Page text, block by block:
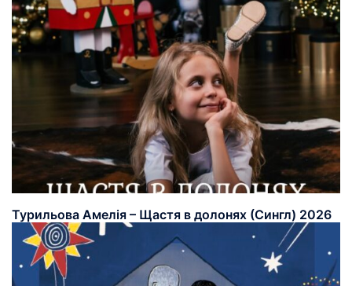
Турильова Амелія – Щастя в долонях (Сингл) 2026